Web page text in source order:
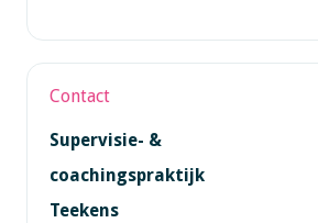
Contact
Supervisie- &
coachingspraktijk
Teekens